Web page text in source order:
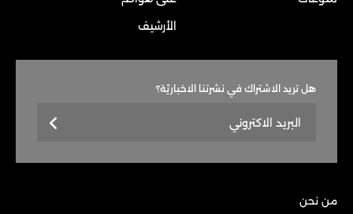
الأرشيف
هل تريد الاشتراك في نشرتنا الاخباريّة؟
من نحن